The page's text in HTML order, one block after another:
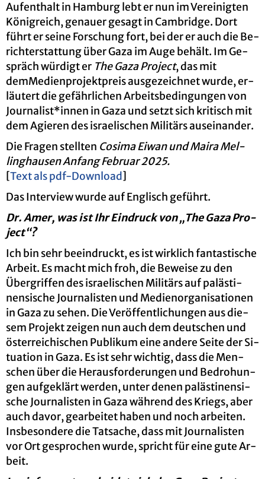
Auf­ent­halt in Ham­burg lebt er nun im Ver­ei­nig­ten
Kö­nig­reich, ge­nau­er ge­sagt in Cam­bridge. Dort
führt er seine For­schung fort, bei der er auch die Be­
richt­erstat­tung über Gaza im Auge be­hält. Im Ge­
spräch wür­digt er The Gaza Pro­ject, das mit
demMe­di­en­pro­jekt­preis aus­ge­zeich­net wurde, er­
läu­tert die ge­fähr­li­chen Ar­beits­be­din­gun­gen von
Jour­na­list*innen in Gaza und setzt sich kri­tisch mit
dem Agie­ren des is­rae­li­schen Mi­li­tärs aus­ein­an­der.
Die Fra­gen stell­ten Co­si­ma Eiwan und Maira Mel­
ling­hau­sen An­fang Fe­bru­ar 2025.
[Text als pdf-Down­load]
Das In­ter­view wurde auf Eng­lisch ge­führt.
Dr. Amer, was ist Ihr Ein­druck von „The Gaza Pro­
ject“?
Ich bin sehr be­ein­druckt, es ist wirk­lich fan­tas­ti­sche
Ar­beit. Es macht mich froh, die Be­wei­se zu den
Über­grif­fen des is­rae­li­schen Mi­li­tärs auf pa­läs­ti­
nen­si­sche Jour­na­lis­ten und Me­di­en­or­ga­ni­sa­tio­nen
in Gaza zu sehen. Die Ver­öf­fent­li­chun­gen aus die­
sem Pro­jekt zei­gen nun auch dem deut­schen und
ös­ter­rei­chi­schen Pu­bli­kum eine an­de­re Seite der Si­
tua­ti­on in Gaza. Es ist sehr wich­tig, dass die Men­
schen über die Her­aus­for­de­run­gen und Be­dro­hun­
gen auf­ge­klärt wer­den, unter denen pa­läs­ti­nen­si­
sche Jour­na­lis­ten in Gaza wäh­rend des Kriegs, aber
auch davor, ge­ar­bei­tet haben und noch ar­bei­ten.
Ins­be­son­de­re die Tat­sa­che, dass mit Jour­na­lis­ten
vor Ort ge­spro­chen wurde, spricht für eine gute Ar­
beit.